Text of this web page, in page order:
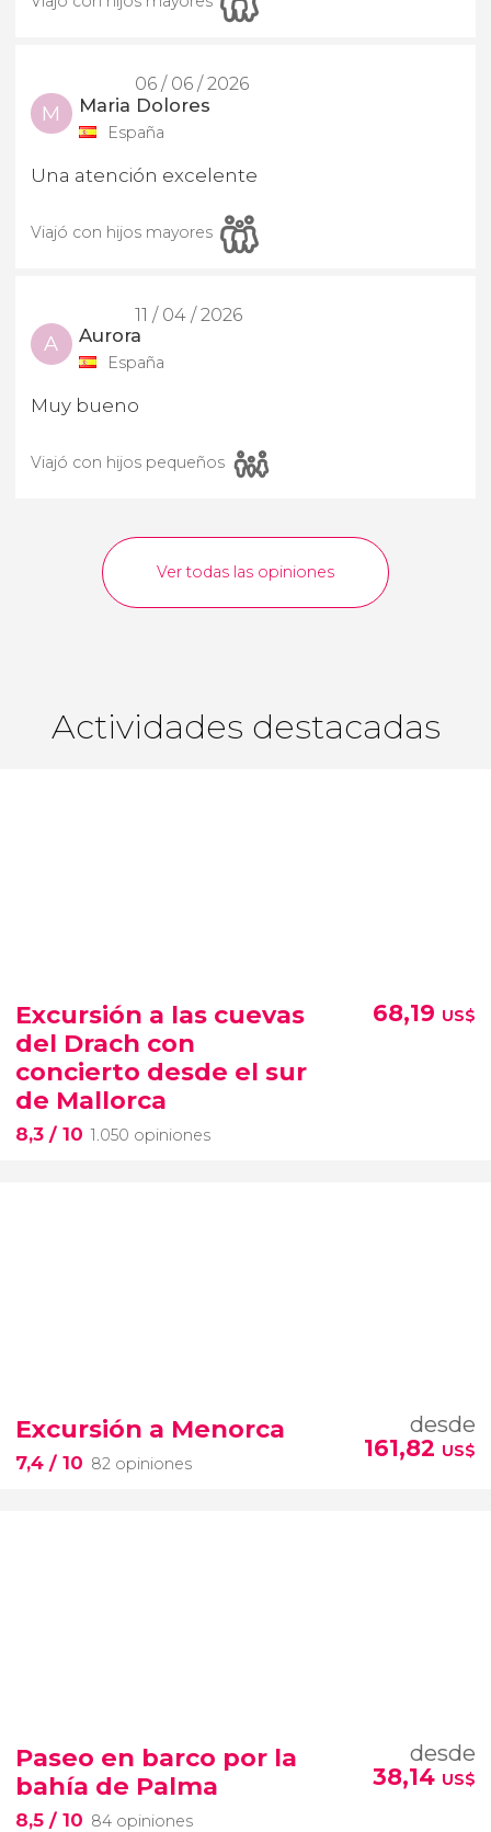
06 / 06 / 2026
M Maria Dolores
España
Una atención excelente
Viajó con hijos mayores
11 / 04 / 2026
A Aurora
España
Muy bueno
Viajó con hijos pequeños
Ver todas las opiniones
Actividades destacadas
Excursión a las cuevas
del Drach con
concierto desde el sur
de Mallorca
8,3 / 10 1.050 opiniones
68,19 US$
Excursión a Menorca
7,4 / 10 82 opiniones
desde
161,82 US$
Paseo en barco por la
bahía de Palma
8,5 / 10 84 opiniones
desde
38,14 US$